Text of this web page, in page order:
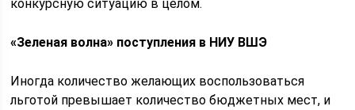
конкурсную ситуацию в целом.
«Зеленая волна» поступления в НИУ ВШЭ
Иногда количество желающих воспользоваться
льготой превышает количество бюджетных мест, и